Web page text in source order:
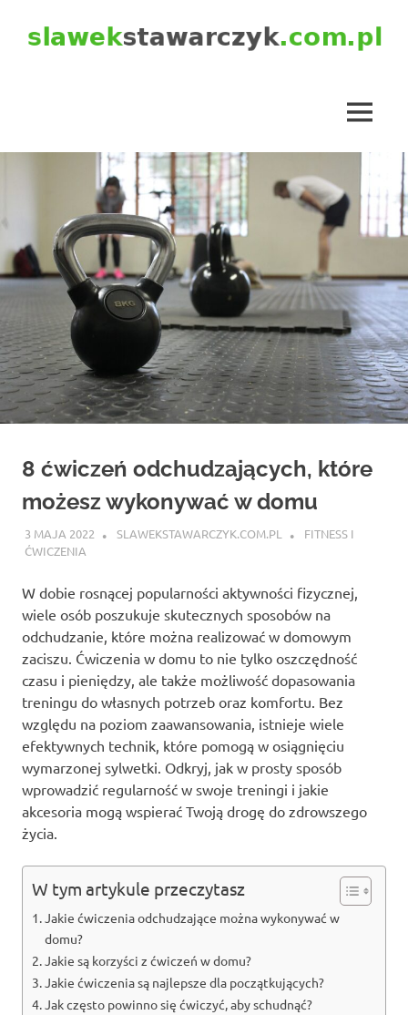
MENU
8 ćwiczeń odchudzających, które
możesz wykonywać w domu
3 MAJA 2022 SLAWEKSTAWARCZYK.COM.PL
FITNESS I
ĆWICZENIA
W dobie rosnącej popularności aktywności fizycznej,
wiele osób poszukuje skutecznych sposobów na
odchudzanie, które można realizować w domowym
zaciszu. Ćwiczenia w domu to nie tylko oszczędność
czasu i pieniędzy, ale także możliwość dopasowania
treningu do własnych potrzeb oraz komfortu. Bez
względu na poziom zaawansowania, istnieje wiele
efektywnych technik, które pomogą w osiągnięciu
wymarzonej sylwetki. Odkryj, jak w prosty sposób
wprowadzić regularność w swoje treningi i jakie
akcesoria mogą wspierać Twoją drogę do zdrowszego
życia.
W tym artykule przeczytasz
Jakie ćwiczenia odchudzające można wykonywać w
domu?
Jakie są korzyści z ćwiczeń w domu?
Jakie ćwiczenia są najlepsze dla początkujących?
Jak często powinno się ćwiczyć, aby schudnąć?